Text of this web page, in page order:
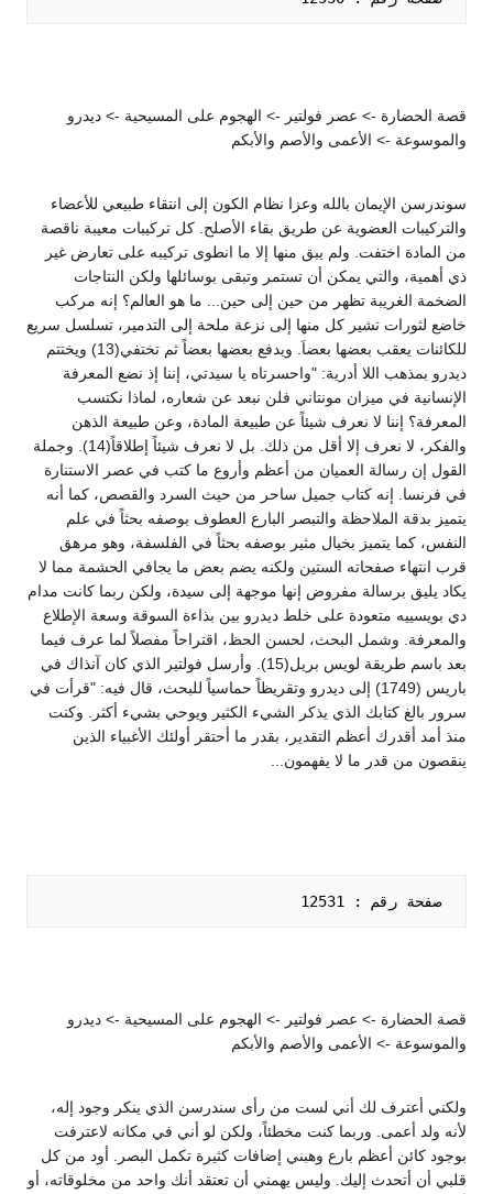
قصة الحضارة -> عصر فولتير -> الهجوم على المسيحية -> ديدرو
والموسوعة -> الأعمى والأصم والأبكم
سوندرسن الإيمان بالله وعزا نظام الكون إلى انتقاء طبيعي للأعضاء
والتركيبات العضوية عن طريق بقاء الأصلح. كل تركيبات معيبة ناقصة
من المادة اختفت. ولم يبق منها إلا ما انطوى تركيبه على تعارض غير
ذي أهمية، والتي يمكن أن تستمر وتبقى بوسائلها ولكن النتاجات
الضخمة الغريبة تظهر من حين إلى حين... ما هو العالم؟ إنه مركب
خاضع لثورات تشير كل منها إلى نزعة ملحة إلى التدمير، تسلسل سريع
للكائنات يعقب بعضها بعضاَ. ويدفع بعضها بعضاً ثم تختفي(13) ويختتم
ديدرو بمذهب اللا أدرية: "واحسرتاه يا سيدتي، إننا إذ نضع المعرفة
الإنسانية في ميزان مونتاني فلن نبعد عن شعاره، لماذا نكتسب
المعرفة؟ إننا لا نعرف شيئاً عن طبيعة المادة، وعن طبيعة الذهن
والفكر، لا نعرف إلا أقل من ذلك. بل لا نعرف شيئاً إطلاقاً(14). وجملة
القول إن رسالة العميان من أعظم وأروع ما كتب في عصر الاستنارة
في فرنسا. إنه كتاب جميل ساحر من حيث السرد والقصص، كما أنه
يتميز بدقة الملاحظة والتبصر البارع العطوف بوصفه بحثاً في علم
النفس، كما يتميز بخيال مثير بوصفه بحثاً في الفلسفة، وهو مرهق
قرب انتهاء صفحاته الستين ولكنه يضم بعض ما يجافي الحشمة مما لا
يكاد يليق برسالة مفروض إنها موجهة إلى سيدة، ولكن ربما كانت مدام
دي بويسييه متعودة على خلط ديدرو بين بذاءة السوقة وسعة الإطلاع
والمعرفة. وشمل البحث، لحسن الحظ، اقتراحاً مفصلاً لما عرف فيما
بعد باسم طريقة لويس بريل(15). وأرسل فولتير الذي كان آنذاك في
باريس (1749) إلى ديدرو وتقريظاً حماسياً للبحث، قال فيه: "قرأت في
سرور بالغ كتابك الذي يذكر الشيء الكثير ويوحي بشيء أكثر. وكنت
منذ أمد أقدرك أعظم التقدير، بقدر ما أحتقر أولئك الأغبياء الذين
ينقصون من قدر ما لا يفهمون...
صفحة رقم : 12531
قصة الحضارة -> عصر فولتير -> الهجوم على المسيحية -> ديدرو
والموسوعة -> الأعمى والأصم والأبكم
ولكني أعترف لك أني لست من رأى سندرسن الذي ينكر وجود إله،
لأنه ولد أعمى. وربما كنت مخطئاً، ولكن لو أني في مكانه لاعترفت
بوجود كائن أعظم بارع وهبني إضافات كثيرة تكمل البصر. أود من كل
قلبي أن أتحدث إليك. وليس يهمني أن تعتقد أنك واحد من مخلوقاته، أو